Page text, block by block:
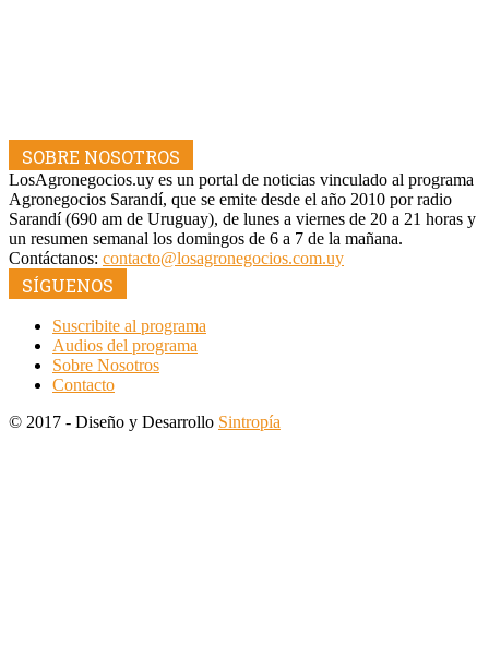
SOBRE NOSOTROS
LosAgronegocios.uy es un portal de noticias vinculado al programa
Agronegocios Sarandí, que se emite desde el año 2010 por radio
Sarandí (690 am de Uruguay), de lunes a viernes de 20 a 21 horas y
un resumen semanal los domingos de 6 a 7 de la mañana.
Contáctanos: contacto@losagronegocios.com.uy
SÍGUENOS
Suscribite al programa
Audios del programa
Sobre Nosotros
Contacto
© 2017 - Diseño y Desarrollo Sintropía